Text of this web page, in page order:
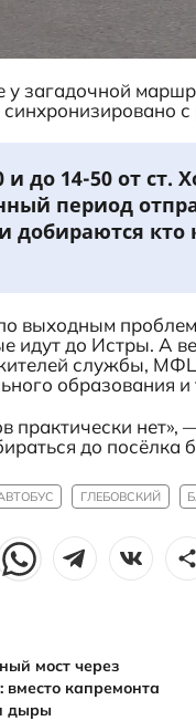
у загадочной
и до 14-50 от
период
добираются
выходным
идут до Истры. А
службы,
образования и
практически нет»,
до посёлка
ГЛЕБОВСКИЙ
мост через
капремонта
дыры